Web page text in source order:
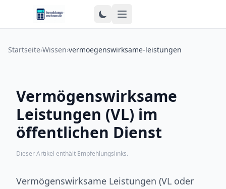
Zum Inhalt springen
Startseite›Wissen›vermoegenswirksame-leistungen
Vermögenswirksame
Leistungen (VL) im
öffentlichen Dienst
Dieser Artikel enthält Empfehlungslinks.
Vermögenswirksame Leistungen (VL oder